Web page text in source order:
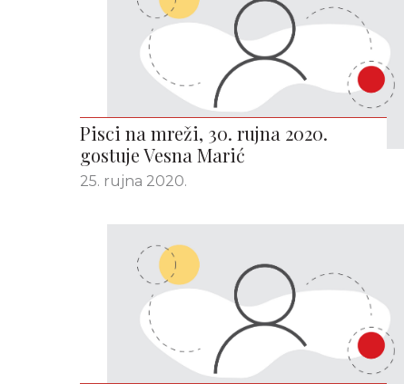
Pisci na mreži, 30. rujna 2020.
gostuje Vesna Marić
25. rujna 2020.